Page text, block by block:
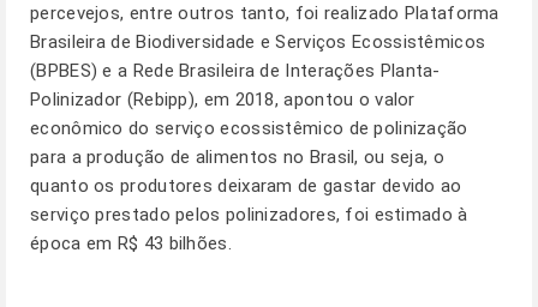
percevejos, entre outros tanto, foi realizado Plataforma
Brasileira de Biodiversidade e Serviços Ecossistêmicos
(BPBES) e a Rede Brasileira de Interações Planta-
Polinizador (Rebipp), em 2018, apontou o valor
econômico do serviço ecossistêmico de polinização
para a produção de alimentos no Brasil, ou seja, o
quanto os produtores deixaram de gastar devido ao
serviço prestado pelos polinizadores, foi estimado à
época em R$ 43 bilhões.